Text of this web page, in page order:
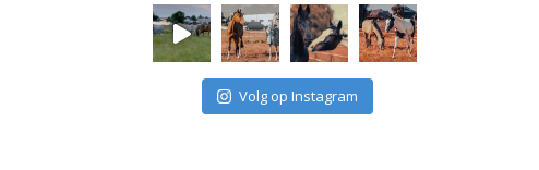
Volg op Instagram